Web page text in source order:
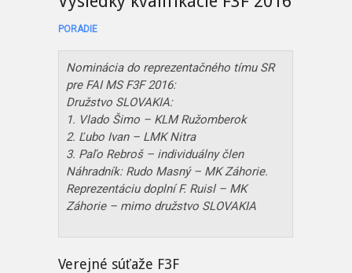
PORADIE
Nominácia do reprezentačného tímu SR
pre FAI MS F3F 2016:
Družstvo SLOVAKIA:
1. Vlado Šimo – KLM Ružomberok
2. Ľubo Ivan – LMK Nitra
3. Paľo Rebroš – individuálny člen
Náhradník: Rudo Masný – MK Záhorie.
Reprezentáciu doplní F. Ruisl – MK
Záhorie – mimo družstvo SLOVAKIA
Verejné súťaže F3F